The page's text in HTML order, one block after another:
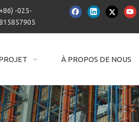
-025-
À PROPOS DE NOUS